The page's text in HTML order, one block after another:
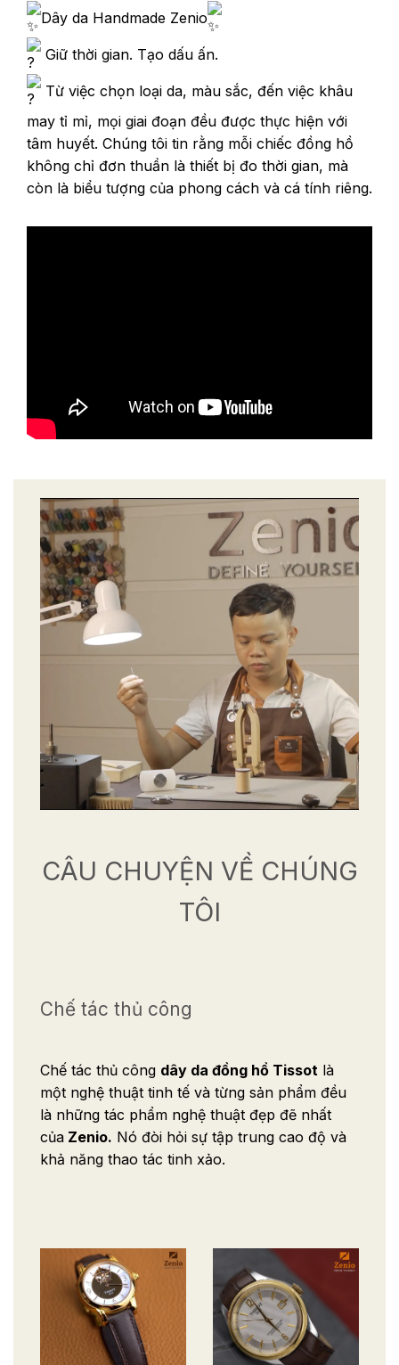
Dây da Handmade Zenio
Giữ thời gian. Tạo dấu ấn.
Từ việc chọn loại da, màu sắc, đến việc khâu
may tỉ mỉ, mọi giai đoạn đều được thực hiện với
tâm huyết. Chúng tôi tin rằng mỗi chiếc đồng hồ
không chỉ đơn thuần là thiết bị đo thời gian, mà
còn là biểu tượng của phong cách và cá tính riêng.
CÂU CHUYỆN VỀ CHÚNG
TÔI
Chế tác thủ công
Chế tác thủ công dây da đồng hồ Tissot là
một nghệ thuật tinh tế và từng sản phẩm đều
là những tác phẩm nghệ thuật đẹp đẽ nhất
của Zenio. Nó đòi hỏi sự tập trung cao độ và
khả năng thao tác tinh xảo.